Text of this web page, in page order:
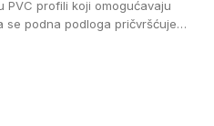
PVC profili koji omogućavaju
se podna podloga pričvršćuje